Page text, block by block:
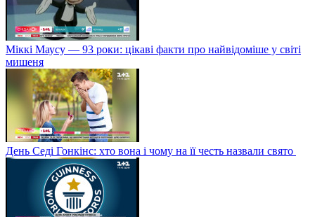
Міккі Маусу — 93 роки: цікаві факти про найвідоміше у світі
мишеня
День Седі Гонкінс: хто вона і чому на її честь назвали свято